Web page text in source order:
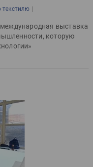
текстилю |
выставка
которую